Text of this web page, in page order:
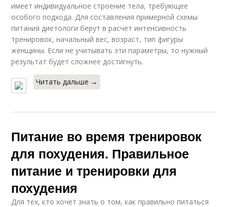
имеет индивидуальное строение тела, требующее
особого подхода. Для составления примерной схемы
питания диетологи берут в расчет интенсивность
тренировок, начальный вес, возраст, тип фигуры
женщины. Если не учитывать эти параметры, то нужный
результат будет сложнее достигнуть.
Читать дальше →
Питание во время тренировок
для похудения. Правильное
питание и тренировки для
похудения
Для тех, кто хочет знать о том, как правильно питаться